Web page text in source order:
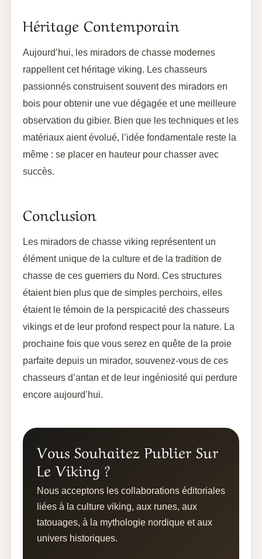
Héritage Contemporain
Aujourd’hui, les miradors de chasse modernes
rappellent cet héritage viking. Les chasseurs
passionnés construisent souvent des miradors en
bois pour obtenir une vue dégagée et une meilleure
observation du gibier. Bien que les techniques et les
matériaux aient évolué, l’idée fondamentale reste la
même : se placer en hauteur pour chasser avec
succès.
Conclusion
Les miradors de chasse viking représentent un
élément unique de la culture et de la tradition de
chasse de ces guerriers du Nord. Ces structures
étaient bien plus que de simples perchoirs, elles
étaient le témoin de la perspicacité des chasseurs
vikings et de leur profond respect pour la nature. La
prochaine fois que vous serez en quête de la proie
parfaite depuis un mirador, souvenez-vous de ces
chasseurs d’antan et de leur ingéniosité qui perdure
encore aujourd’hui.
Vous Souhaitez Publier Sur
Le Viking ?
Nous acceptons les collaborations éditoriales
liées à la culture viking, aux runes, aux
tatouages, à la mythologie nordique et aux
univers historiques.